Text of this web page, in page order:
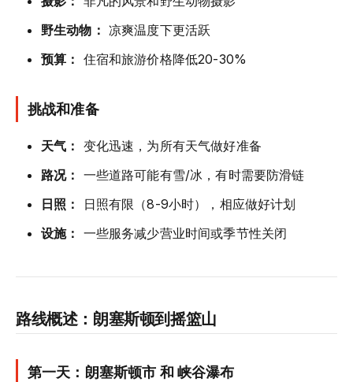
野生动物： 凉爽温度下更活跃
预算： 住宿和旅游价格降低20-30%
挑战和准备
天气： 变化迅速，为所有天气做好准备
路况： 一些道路可能有雪/冰，有时需要防滑链
日照：
日照有限（8-9小时），相应做好计划
设施： 一些服务减少营业时间或季节性关闭
路线概述：朗塞斯顿到摇篮山
第一天：朗塞斯顿市 和 峡谷瀑布